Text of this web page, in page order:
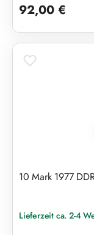
92,00 €
10 Mark 1977
Lieferzeit ca. 2-4